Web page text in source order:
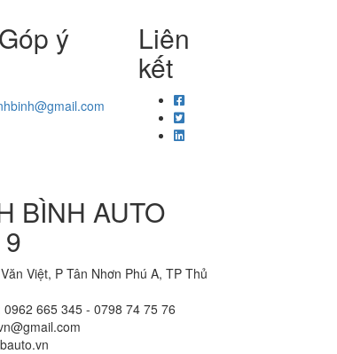
ý Liên
kết
BÌNH AUTO
Việt, P Tân Nhơn Phú A, TP Thủ
0962 665 345 - 0798 74 75 76